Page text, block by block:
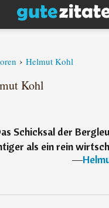
› Helmut Kohl
Kohl
Schicksal der
als ein rein
―